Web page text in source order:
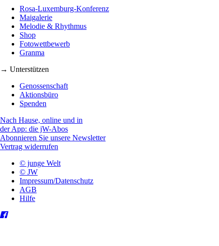
Rosa-Luxemburg-Konferenz
Maigalerie
Melodie & Rhythmus
Shop
Fotowettbewerb
Granma
→ Unterstützen
Genossenschaft
Aktionsbüro
Spenden
Nach Hause, online und in
der App: die jW-Abos
Abonnieren Sie unsere Newsletter
Vertrag widerrufen
© junge Welt
© JW
Impressum/Datenschutz
AGB
Hilfe